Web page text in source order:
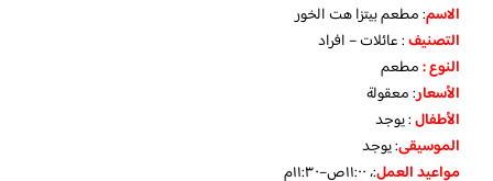
الاسم: مطعم بيتزا هت الخور
التصنيف: عائلات – افراد
النوع :مطعم
الأسعار:معقولة
الأطفال:يوجد
الموسيقى:يوجد
مواعيد العمل:، ١١:٠٠ص–١١:٣٠م